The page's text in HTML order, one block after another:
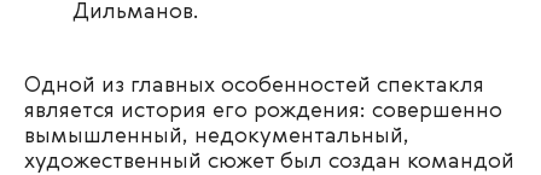
Дильманов.
Одной из главных особенностей спектакля
является история его рождения: совершенно
вымышленный, недокументальный,
художественный сюжет был создан командой